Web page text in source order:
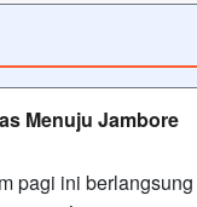
Menuju Jambore
pagi ini berlangsung